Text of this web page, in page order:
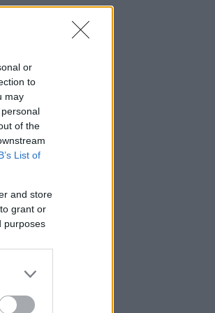
or
to
may
of the
List of
and store
grant or
purposes